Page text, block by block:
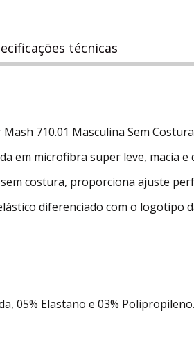
técnicas
Mash 710.01 Masculina Sem
em microfibra super leve, macia e
costura, proporciona ajuste
diferenciado com o logotipo
05% Elastano e 03% Polipropileno.